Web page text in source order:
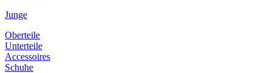
Junge
Oberteile
Unterteile
Accessoires
Schuhe